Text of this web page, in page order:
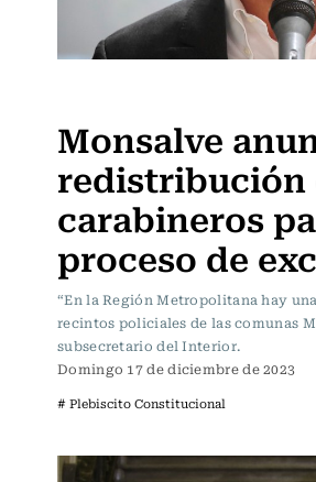
Monsalve
redistribución
carabineros
proceso de
“En la Región Metropolitana hay
recintos policiales de las comunas
subsecretario del Interior.
Domingo 17 de diciembre de 2023
# Plebiscito Constitucional